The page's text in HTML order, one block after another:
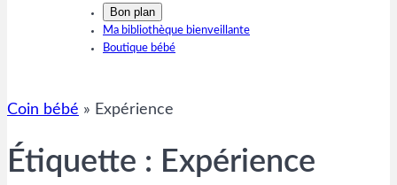
Bon plan
Ma bibliothèque bienveillante
Boutique bébé
Coin bébé » Expérience
Étiquette : Expérience